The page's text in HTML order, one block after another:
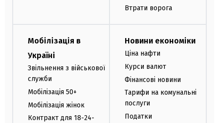
Втрати ворога
Мобілізація в
Україні
Звільнення з військової
служби
Мобілізація 50+
Мобілізація жінок
Контракт для 18-24-
Новини економіки
Ціна нафти
Курси валют
Фінансові новини
Тарифи на комунальні
послуги
Податки